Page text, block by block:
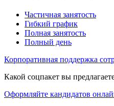
Частичная занятость
Гибкий график
Полная занятость
Полный день
Корпоративная поддержка
Какой соцпакет вы
Оформляйте кандидатов